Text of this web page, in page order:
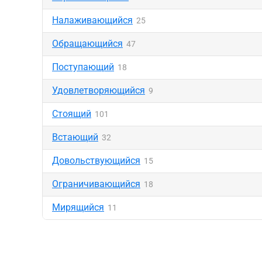
Налаживающийся 25
Обращающийся 47
Поступающий 18
Удовлетворяющийся 9
Стоящий 101
Встающий 32
Довольствующийся 15
Ограничивающийся 18
Мирящийся 11